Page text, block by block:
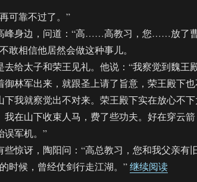
可靠不过了。”
身边，问道：“高……高教习，您……放了
敢相信他居然会做这种事儿。
给太子和荣王见礼。他说：“我察觉到魏王
林军出来，就跟圣上请了旨意，荣王殿下也
我就察觉出不对来。荣王殿下实在放心不下
在山下收束人马，费了些功夫。好在穿云箭
误军机。”
惊讶，陶阳问：“高总教习，您和我父亲有
候，曾经仗剑行走江湖。”继续阅读“【饼